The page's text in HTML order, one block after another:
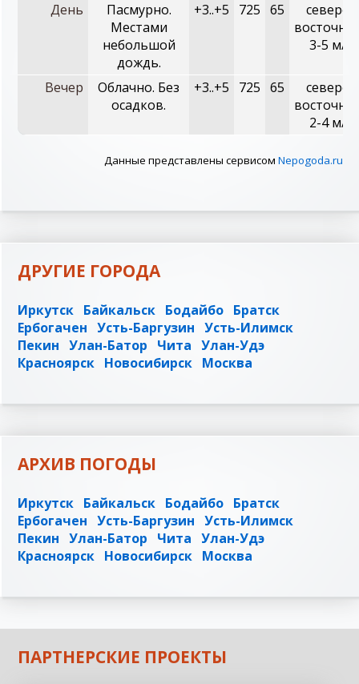
День
Пасмурно.
Местами
небольшой
дождь.
+3..+5 725 65
северо-
3-5 м/с
Вечер
Облачно. Без
осадков.
+3..+5 725 65
северо-
2-4 м/с
Данные представлены сервисом Nepogoda.ru
ДРУГИЕ ГОРОДА
Иркутск Байкальск Бодайбо Братск
Ербогачен Усть-Баргузин Усть-Илимск
Пекин Улан-Батор Чита Улан-Удэ
Красноярск Новосибирск Москва
АРХИВ ПОГОДЫ
Иркутск Байкальск Бодайбо Братск
Ербогачен Усть-Баргузин Усть-Илимск
Пекин Улан-Батор Чита Улан-Удэ
Красноярск Новосибирск Москва
ПАРТНЕРСКИЕ ПРОЕКТЫ